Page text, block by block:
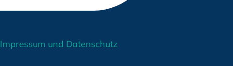
Impressum und Datenschutz